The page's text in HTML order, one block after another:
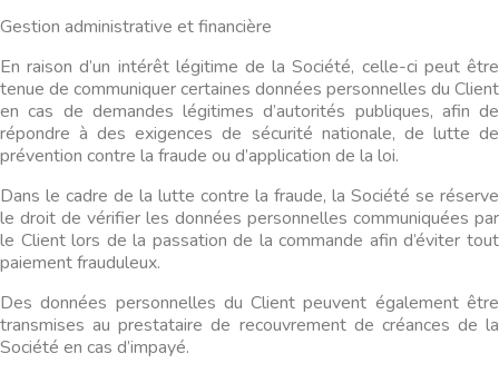
Gestion administrative et financière
En raison d’un intérêt légitime de la Société, celle-ci peut être
tenue de communiquer certaines données personnelles du Client
en cas de demandes légitimes d’autorités publiques, afin de
répondre à des exigences de sécurité nationale, de lutte de
prévention contre la fraude ou d’application de la loi.
Dans le cadre de la lutte contre la fraude, la Société se réserve
le droit de vérifier les données personnelles communiquées par
le Client lors de la passation de la commande afin d’éviter tout
paiement frauduleux.
Des données personnelles du Client peuvent également être
transmises au prestataire de recouvrement de créances de la
Société en cas d’impayé.